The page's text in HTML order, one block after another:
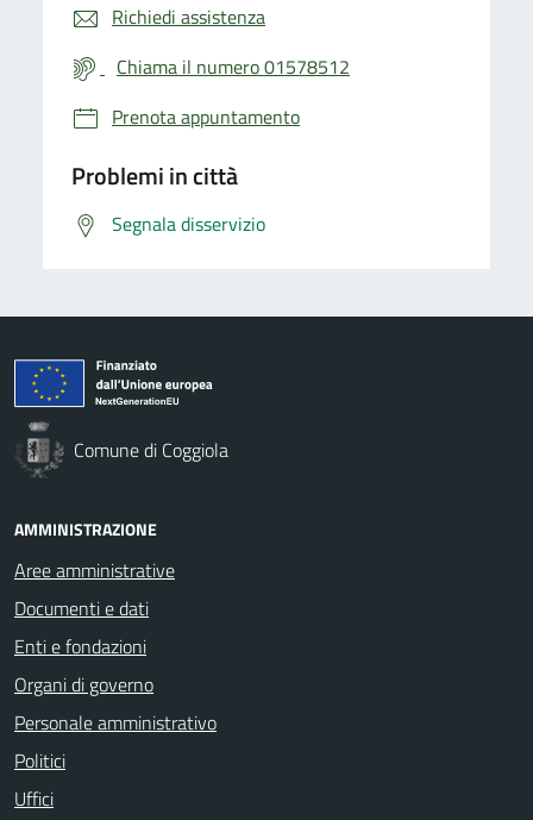
Richiedi assistenza
Chiama il numero 01578512
Prenota appuntamento
Problemi in città
Segnala disservizio
Comune di Coggiola
AMMINISTRAZIONE
Aree amministrative
Documenti e dati
Enti e fondazioni
Organi di governo
Personale amministrativo
Politici
Uffici